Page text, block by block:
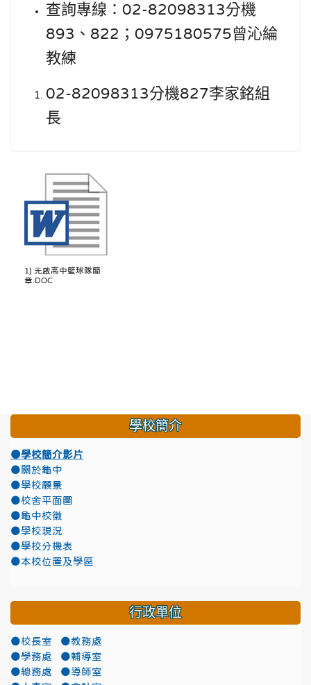
查詢專線： 02-82098313分機
893 、 822 ； 0975180575曾沁綸
教練
02-82098313分機827李家銘組
長
1) 光啟高中籃球隊簡
章.DOC
學校簡介
●學校簡介影片
●關於龜中
●學校願景
●校舍平面圖
●龜中校徽
●學校現況
●學校分機表
●本校位置及學區
行政單位
●校長室
●教務處
●學務處
●輔導室
●總務處
●導師室